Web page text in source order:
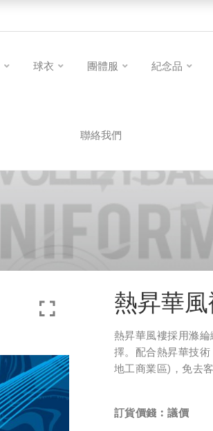
球衣 團體服 紀念品
聯絡我們
熱昇華
熱昇華風褸採用滌
擇。配合熱昇華技
地工商業區)，免去
訂貨價錢︰議價